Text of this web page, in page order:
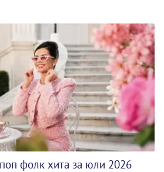
фолк хита за юли 2026